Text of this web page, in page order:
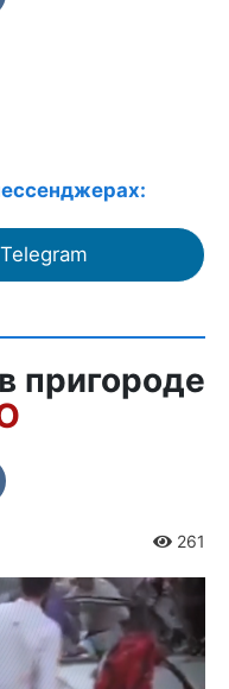
пригороде
261